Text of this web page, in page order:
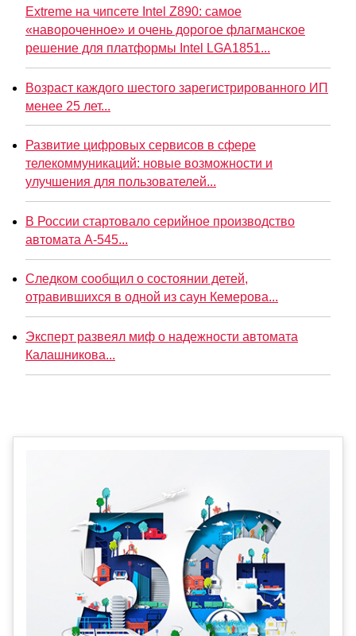
Extreme на чипсете Intel Z890: самое
«навороченное» и очень дорогое флагманское
решение для платформы Intel LGA1851...
Возраст каждого шестого зарегистрированного ИП
менее 25 лет...
Развитие цифровых сервисов в сфере
телекоммуникаций: новые возможности и
улучшения для пользователей...
В России стартовало серийное производство
автомата А-545...
Следком сообщил о состоянии детей,
отравившихся в одной из саун Кемерова...
Эксперт развеял миф о надежности автомата
Калашникова...